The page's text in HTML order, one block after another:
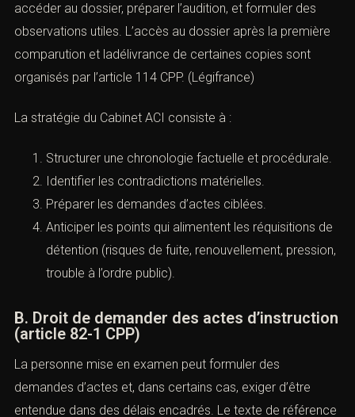
accéder au dossier, préparer l’audition, et formuler des
observations utiles. L’accès au dossier après la première
comparution et ladélivrance de certaines copies sont
organisés par l’article 114 CPP. (Légifrance)
La stratégie du Cabinet ACI consiste à :
Structurer une chronologie factuelle et procédurale.
Identifier les contradictions matérielles.
Préparer les demandes d’actes ciblées.
Anticiper les points qui alimentent les réquisitions de
détention (risques de fuite, renouvellement, pression,
trouble à l’ordre public).
B. Droit de demander des actes d’instruction
(article 82-1 CPP)
La personne mise en examen peut formuler des
demandes d’actes et, dans certains cas, exiger d’être
entendue dans des délais encadrés. Le texte de référence